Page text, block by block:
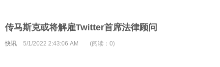
传马斯克或将解雇Twitter首席法律顾问
快讯 5/1/2022 2:43:06 AM (阅读：0)